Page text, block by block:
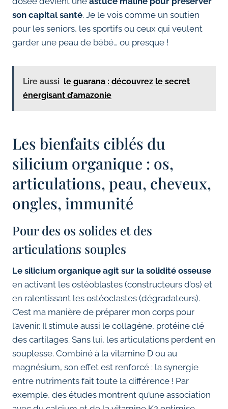
son capital santé. Je le vois comme un soutien
pour les seniors, les sportifs ou ceux qui veulent
garder une peau de bébé… ou presque !
Lire aussi le guarana : découvrez le secret
énergisant d’amazonie
Les bienfaits ciblés du
silicium organique : os,
articulations, peau, cheveux,
ongles, immunité
Pour des os solides et des
articulations souples
Le silicium organique agit sur la solidité osseuse
en activant les ostéoblastes (constructeurs d’os) et
en ralentissant les ostéoclastes (dégradateurs).
C’est ma manière de préparer mon corps pour
l’avenir. Il stimule aussi le collagène, protéine clé
des cartilages. Sans lui, les articulations perdent en
souplesse. Combiné à la vitamine D ou au
magnésium, son effet est renforcé : la synergie
entre nutriments fait toute la différence ! Par
exemple, des études montrent qu’une association